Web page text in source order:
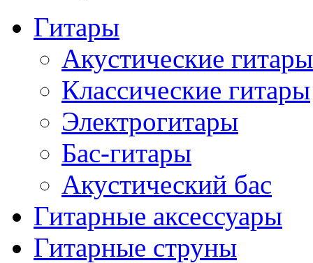
Гитары
Акустические гитары
Классические гитары
Электрогитары
Бас-гитары
Акустический бас
Гитарные аксессуары
Гитарные струны